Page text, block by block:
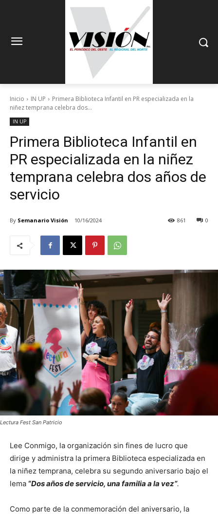
Inicio IN UP
Primera Biblioteca Infantil en PR especializada en la
niñez temprana celebra dos...
IN UP
Primera Biblioteca Infantil en
PR especializada en la niñez
temprana celebra dos años de
servicio
By Semanario Visión 10/16/2024 0
861
Lectura Fest San Patricio
Lee Conmigo, la organización sin fines de lucro que
dirige y administra la primera Biblioteca especializada en
la niñez temprana, celebra su segundo aniversario bajo el
lema “Dos años de servicio, una familia a la vez”.
Como parte de la conmemoración del aniversario, la